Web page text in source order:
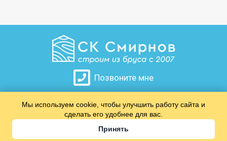
Позвоните мне
​​​​​​​
Мы используем cookie, чтобы улучшить работу сайта и
сделать его удобнее для вас.
Принять